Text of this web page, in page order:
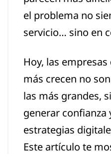
el problema no
servicio… sino en
Hoy, las
más crecen no
las más grandes,
generar confianza
estrategias
Este artículo te